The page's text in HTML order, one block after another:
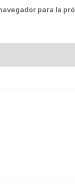
para la